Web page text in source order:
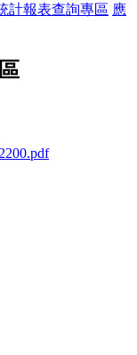
計報表查詢專區 應